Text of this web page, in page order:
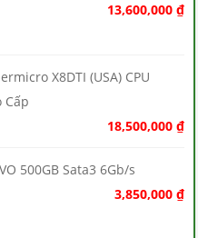
13,600,000 ₫
X8DTI (USA) CPU
Cấp
18,500,000 ₫
500GB Sata3 6Gb/s
3,850,000 ₫